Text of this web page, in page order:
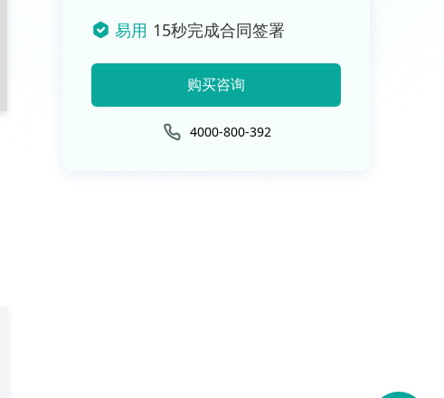
易用 15秒完成合同签署
购买咨询
4000-800-392